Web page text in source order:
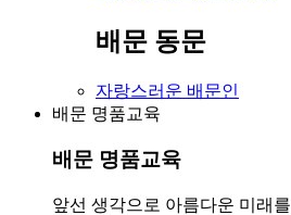
배문 동문
자랑스러운 배문인
배문 명품교육
배문 명품교육
앞선 생각으로 아름다운 미래를